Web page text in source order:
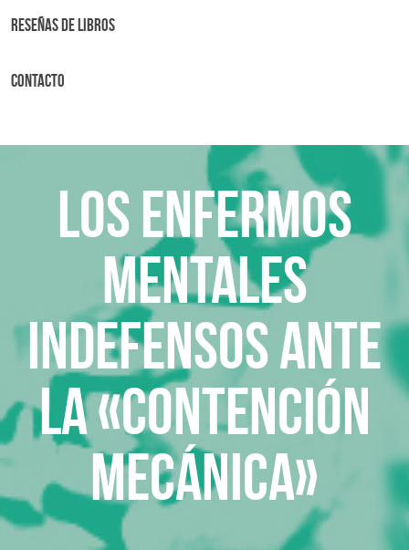
Reseñas de libros
Contacto
Los enfermos
mentales
indefensos ante
la «contención
mecánica»